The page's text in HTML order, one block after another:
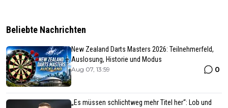
Beliebte Nachrichten
New Zealand Darts Masters 2026: Teilnehmerfeld,
Auslosung, Historie und Modus
Aug 07, 13:59 0
„Es müssen schlichtweg mehr Titel her“: Lob und